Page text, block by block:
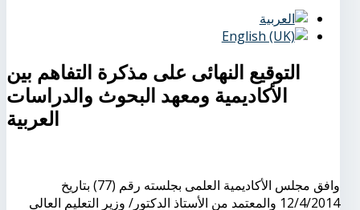
التوقيع النهائى على مذكرة التفاهم بين
الأكاديمية ومعهد البحوث والدراسات
العربية
وافق مجلس الأكاديمية العلمى بجلسته رقم (77) بتاريخ
12/4/2014 والمعتمد من الأستاذ الدكتور/ وزير التعليم العالى